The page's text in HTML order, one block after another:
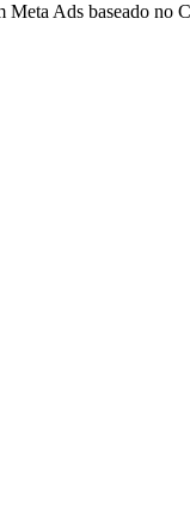
Meta Ads baseado no